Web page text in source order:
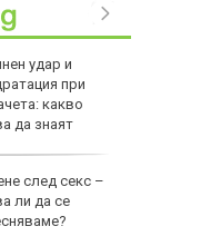
удар и
при
какво
да знаят
след секс –
ли да се